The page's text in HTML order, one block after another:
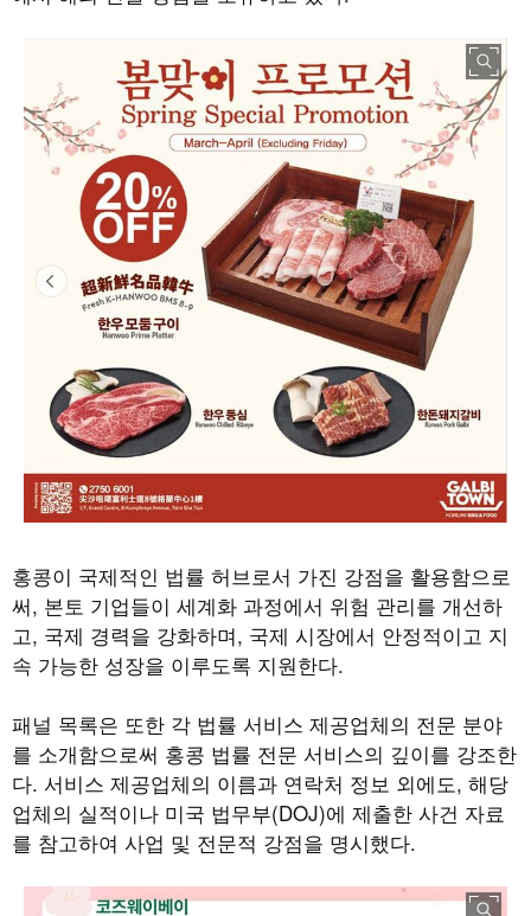
홍콩이 국제적인 법률 허브로서 가진 강점을 활용함으로
써, 본토 기업들이 세계화 과정에서 위험 관리를 개선하
고, 국제 경력을 강화하며, 국제 시장에서 안정적이고 지
속 가능한 성장을 이루도록 지원한다.
패널 목록은 또한 각 법률 서비스 제공업체의 전문 분야
를 소개함으로써 홍콩 법률 전문 서비스의 깊이를 강조한
다. 서비스 제공업체의 이름과 연락처 정보 외에도, 해당
업체의 실적이나 미국 법무부(DOJ)에 제출한 사건 자료
를 참고하여 사업 및 전문적 강점을 명시했다.